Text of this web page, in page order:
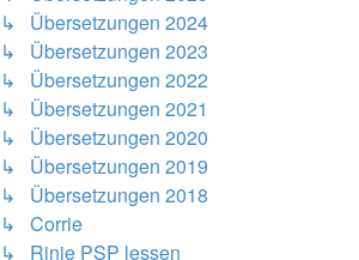
↳ Übersetzungen 2024
↳ Übersetzungen 2023
↳ Übersetzungen 2022
↳ Übersetzungen 2021
↳ Übersetzungen 2020
↳ Übersetzungen 2019
↳ Übersetzungen 2018
↳ Corrie
↳ Rinie PSP lessen